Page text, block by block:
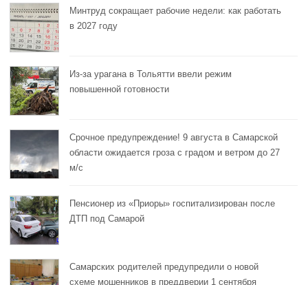
Минтруд сокращает рабочие недели: как работать
в 2027 году
Из-за урагана в Тольятти ввели режим
повышенной готовности
Срочное предупреждение! 9 августа в Самарской
области ожидается гроза с градом и ветром до 27
м/с
Пенсионер из «Приоры» госпитализирован после
ДТП под Самарой
Самарских родителей предупредили о новой
схеме мошенников в преддверии 1 сентября